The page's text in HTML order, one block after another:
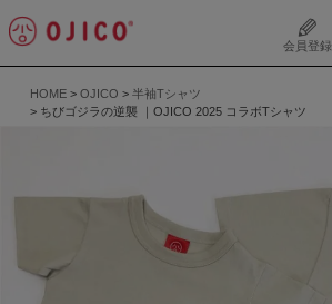
会員登録
HOME OJICO
半袖Tシャツ
ちびゴジラの逆襲 ｜OJICO 2025 コラボTシャツ